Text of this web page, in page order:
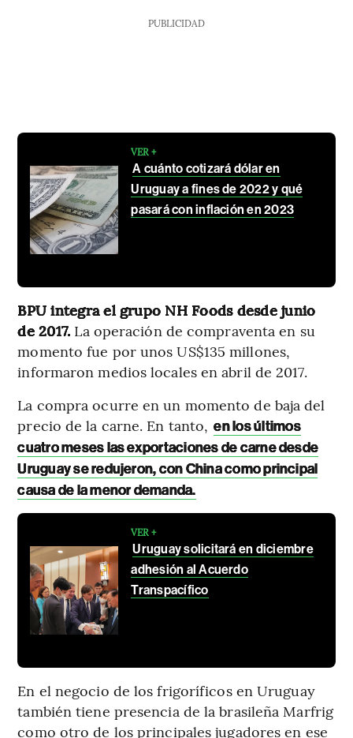
PUBLICIDAD
VER +
A cuánto cotizará dólar en
Uruguay a fines de 2022 y qué
pasará con inflación en 2023
BPU integra el grupo NH Foods desde junio
de 2017. La operación de compraventa en su
momento fue por unos US$135 millones,
informaron medios locales en abril de 2017.
La compra ocurre en un momento de baja del
precio de la carne. En tanto, en los últimos
cuatro meses las exportaciones de carne desde
Uruguay se redujeron, con China como principal
causa de la menor demanda.
VER +
Uruguay solicitará en diciembre
adhesión al Acuerdo
Transpacífico
En el negocio de los frigoríficos en Uruguay
también tiene presencia de la brasileña Marfrig
como otro de los principales jugadores en ese